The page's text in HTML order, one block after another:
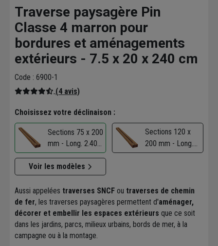
Traverse paysagère Pin
Classe 4 marron pour
bordures et aménagements
extérieurs - 7.5 x 20 x 240 cm
Code : 6900-1
(4 avis)
Choisissez votre déclinaison :
Sections 75 x 200
mm - Long. 2.40
m
Sections 120 x
200 mm - Long.
2.40 m
Voir les modèles
Aussi appelées traverses SNCF ou traverses de chemin
de fer, les traverses paysagères permettent d'aménager,
décorer et embellir les espaces extérieurs que ce soit
dans les jardins, parcs, milieux urbains, bords de mer, à la
campagne ou à la montage.